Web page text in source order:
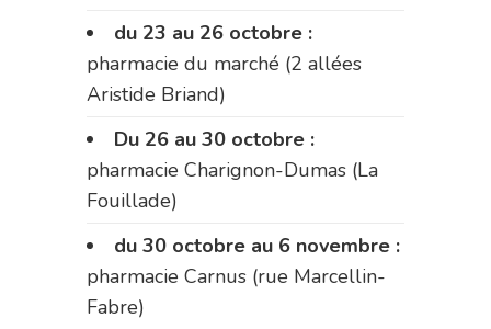
du 23 au 26 octobre :
pharmacie du marché (2 allées
Aristide Briand)
Du 26 au 30 octobre :
pharmacie Charignon-Dumas (La
Fouillade)
du 30 octobre au 6 novembre :
pharmacie Carnus (rue Marcellin-
Fabre)